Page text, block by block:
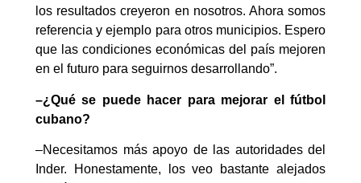
los resultados creyeron en nosotros. Ahora somos
referencia y ejemplo para otros municipios. Espero
que las condiciones económicas del país mejoren
en el futuro para seguirnos desarrollando”.
–¿Qué se puede hacer para mejorar el fútbol
cubano?
–Necesitamos más apoyo de las autoridades del
Inder. Honestamente, los veo bastante alejados